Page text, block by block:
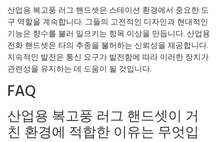
산업용 복고풍 러그 핸드셋은 스테이션 환경에서 중요한 도
구 역할을 계속합니다. 그들의 고전적인 디자인과 현대적인
기능은 향수를 불러 일으키는 항목 이상을 만듭니다. 산업용
전화 핸드셋은 타의 추종을 불허하는 신뢰성을 제공합니다.
지속적인 발전은 통신 요구가 발전함에 따라 이러한 장치가
관련성을 유지하는 데 도움이 될 것입니다.
FAQ
산업용 복고풍 러그 핸드셋이 거
친 환경에 적합한 이유는 무엇입